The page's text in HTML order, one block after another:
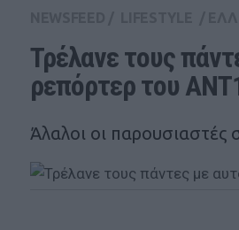
Τρέλανε τους
ρεπόρτερ του
Άλαλοι οι παρουσιαστές